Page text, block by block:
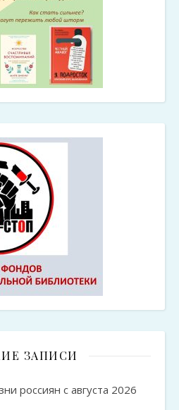
ЗАПИСИ
россиян с августа 2026